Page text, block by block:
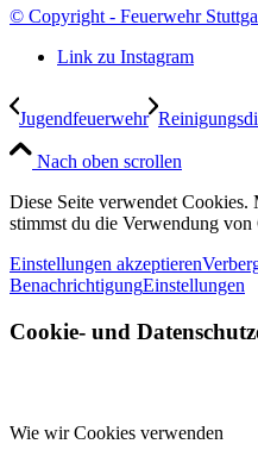
© Copyright - Feuerwehr
Link zu Instagram
Jugendfeuerwehr
Nach oben scrollen
Diese Seite verwendet Cookies.
stimmst du die Verwendung von
Einstellungen akzeptieren
BenachrichtigungEinstellungen
Cookie- und
Wie wir Cookies verwenden